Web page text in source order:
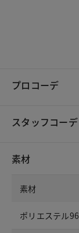
プロコーデ
スタッフコーデ
素材
素材
ポリエステル